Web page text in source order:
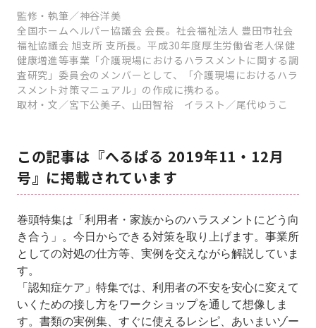
監修・執筆／神⾕洋美
全国ホームヘルパー協議会 会⻑。社会福祉法⼈ 豊⽥市社会
福祉協議会 旭⽀所 ⽀所⻑。平成30年度厚⽣労働省⽼⼈保健
健康増進等事業「介護現場におけるハラスメントに関する調
査研究」委員会のメンバーとして、「介護現場におけるハラ
スメント対策マニュアル」の作成に携わる。
取材・⽂／宮下公美⼦、⼭⽥智裕 イラスト／尾代ゆうこ
この記事は『へるぱる 2019年11・12月
号』に掲載されています
巻頭特集は「利用者・家族からのハラスメントにどう向
き合う」。今日からできる対策を取り上げます。事業所
としての対処の仕方等、実例を交えながら解説していま
す。
「認知症ケア」特集では、利用者の不安を安心に変えて
いくための接し方をワークショップを通して想像しま
す。書類の実例集、すぐに使えるレシピ、あいまいゾー